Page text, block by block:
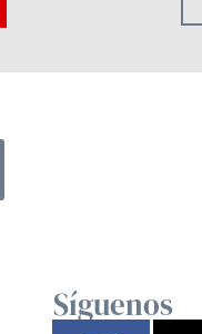
Síguenos